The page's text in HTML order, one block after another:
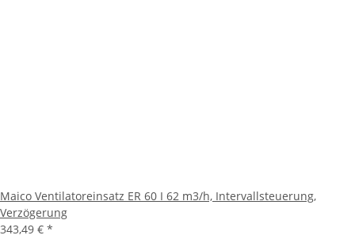
Maico Ventilatoreinsatz ER 60 I 62 m3/h, Intervallsteuerung,
Verzögerung
343,49 € *